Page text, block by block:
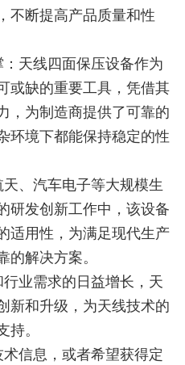
不断提高产品质量和性
天线四面保压设备作为
或缺的重要工具，凭借其
，为制造商提供了可靠的
环境下都能保持稳定的性
、汽车电子等大规模生
研发创新工作中，该设备
适用性，为满足现代生产
的解决方案。
业需求的日益增长，天
新和升级，为天线技术的
持。
信息，或者希望获得定